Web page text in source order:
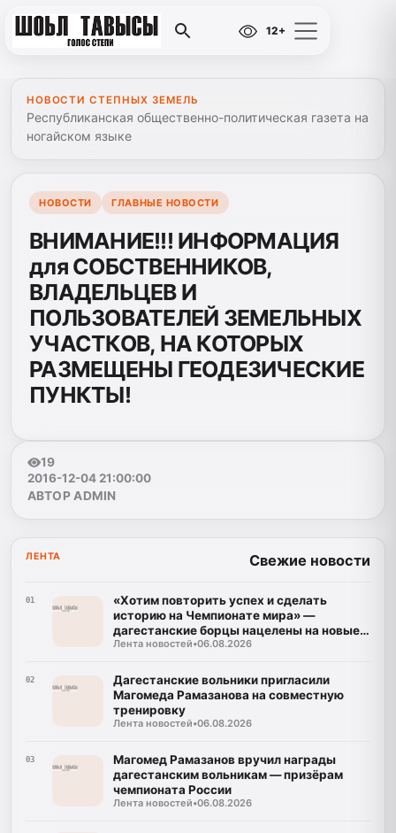
12+
НОВОСТИ СТЕПНЫХ ЗЕМЕЛЬ
Республиканская общественно-политическая газета на
ногайском языке
НОВОСТИ ГЛАВНЫЕ НОВОСТИ
ВНИМАНИЕ!!! ИНФОРМАЦИЯ
для СОБСТВЕННИКОВ,
ВЛАДЕЛЬЦЕВ И
ПОЛЬЗОВАТЕЛЕЙ ЗЕМЕЛЬНЫХ
УЧАСТКОВ, НА КОТОРЫХ
РАЗМЕЩЕНЫ ГЕОДЕЗИЧЕСКИЕ
ПУНКТЫ!
19
2016-12-04 21:00:00
АВТОР ADMIN
ЛЕНТА Свежие новости
01
«Хотим повторить успех и сделать
историю на Чемпионате мира» —
дагестанские борцы нацелены на новые
победы
Лента новостей•06.08.2026
02
Дагестанские вольники пригласили
Магомеда Рамазанова на совместную
тренировку
Лента новостей•06.08.2026
03
Магомед Рамазанов вручил награды
дагестанским вольникам — призёрам
чемпионата России
Лента новостей•06.08.2026